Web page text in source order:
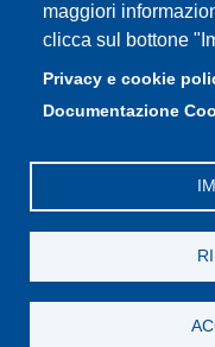
maggiori
clicca sul bottone
Privacy e cookie
Documentazione
Sede di Reggio Emilia:
Emilia, Tel. 0522